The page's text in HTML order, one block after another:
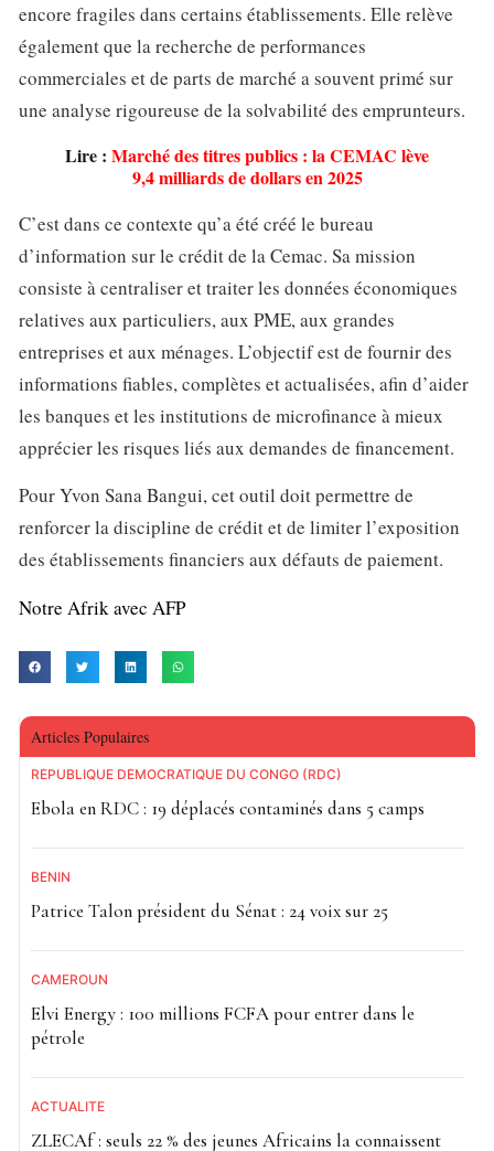
encore fragiles dans certains établissements. Elle relève
également que la recherche de performances
commerciales et de parts de marché a souvent primé sur
une analyse rigoureuse de la solvabilité des emprunteurs.
Lire : Marché des titres publics : la CEMAC lève
9,4 milliards de dollars en 2025
C’est dans ce contexte qu’a été créé le bureau
d’information sur le crédit de la Cemac. Sa mission
consiste à centraliser et traiter les données économiques
relatives aux particuliers, aux PME, aux grandes
entreprises et aux ménages. L’objectif est de fournir des
informations fiables, complètes et actualisées, afin d’aider
les banques et les institutions de microfinance à mieux
apprécier les risques liés aux demandes de financement.
Pour Yvon Sana Bangui, cet outil doit permettre de
renforcer la discipline de crédit et de limiter l’exposition
des établissements financiers aux défauts de paiement.
Notre Afrik avec AFP
Articles Populaires
RÉPUBLIQUE DÉMOCRATIQUE DU CONGO (RDC)
Ebola en RDC : 19 déplacés contaminés dans 5 camps
BÉNIN
Patrice Talon président du Sénat : 24 voix sur 25
CAMEROUN
Elvi Energy : 100 millions FCFA pour entrer dans le
pétrole
ACTUALITE
ZLECAf : seuls 22 % des jeunes Africains la connaissent